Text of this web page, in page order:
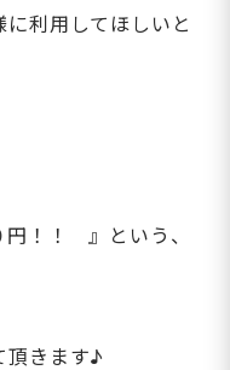
利用してほしいと
円！！ 』という、
頂きます♪